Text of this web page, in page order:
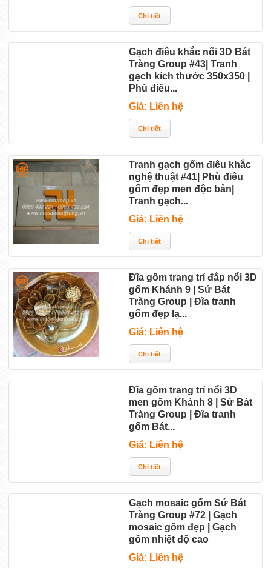
Gạch điêu khắc nổi 3D Bát
Tràng Group #43| Tranh
gạch kích thước 350x350 |
Phù điêu...
Giá: Liên hệ
Tranh gạch gốm điêu khắc
nghệ thuật #41| Phù điêu
gốm đẹp men độc bản|
Tranh gạch...
Giá: Liên hệ
Đĩa gốm trang trí đắp nổi 3D
gốm Khánh 9 | Sứ Bát
Tràng Group | Đĩa tranh
gốm đẹp lạ...
Giá: Liên hệ
Đĩa gốm trang trí nổi 3D
men gốm Khánh 8 | Sứ Bát
Tràng Group | Đĩa tranh
gốm Bát...
Giá: Liên hệ
Gạch mosaic gốm Sứ Bát
Tràng Group #72 | Gạch
mosaic gốm đẹp | Gạch
gốm nhiệt độ cao
Giá: Liên hệ